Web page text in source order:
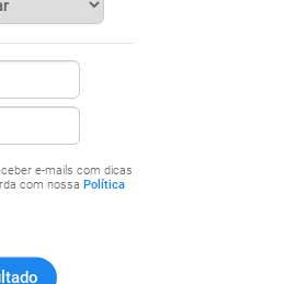
e-mails com dicas
com nossa Política